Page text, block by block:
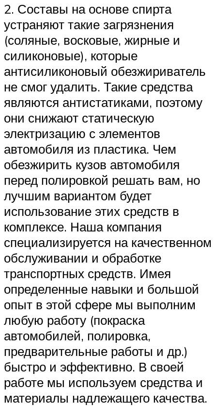
2. Составы на основе спирта
устраняют такие загрязнения
(соляные, восковые, жирные и
силиконовые), которые
антисиликоновый обезжириватель
не смог удалить. Такие средства
являются антистатиками, поэтому
они снижают статическую
электризацию с элементов
автомобиля из пластика. Чем
обезжирить кузов автомобиля
перед полировкой решать вам, но
лучшим вариантом будет
использование этих средств в
комплексе. Наша компания
специализируется на качественном
обслуживании и обработке
транспортных средств. Имея
определенные навыки и большой
опыт в этой сфере мы выполним
любую работу (покраска
автомобилей, полировка,
предварительные работы и др.)
быстро и эффективно. В своей
работе мы используем средства и
материалы надлежащего качества.